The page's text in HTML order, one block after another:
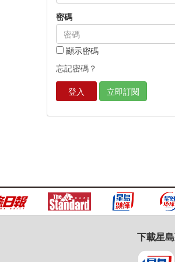
密碼
顯示密碼
忘記密碼？
登入
立即訂閱
下載星